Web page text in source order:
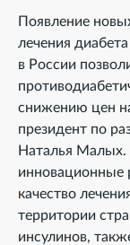
Появление
лечения
в России
снижению цен
президент по
Наталья Малых.
инновационные
качество
территории
инсулинов,